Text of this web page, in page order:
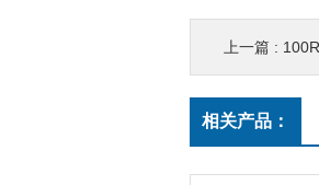
上一篇 :
相关产品：